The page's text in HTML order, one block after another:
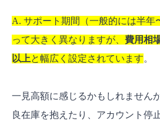
A. サポート期間（一般的には半年
って大きく異なりますが、 費用相
以上と幅広く設定されています。
一見高額に感じるかもしれません
良在庫を抱えたり、アカウント停